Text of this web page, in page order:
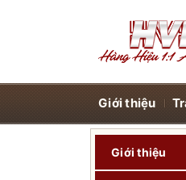
Giới thiệu
Giới thiệu